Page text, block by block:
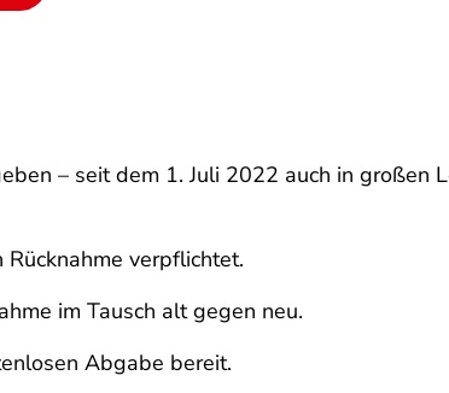
– seit dem 1. Juli 2022 auch in großen
verpflichtet.
im Tausch alt gegen neu.
Abgabe bereit.